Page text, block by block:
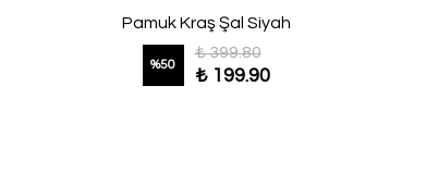
Pamuk Kraş Şal Siyah
%50
₺ 399.80
₺ 199.90